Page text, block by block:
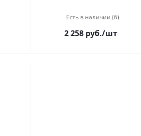
Есть в наличии (6)
2 258 руб./шт